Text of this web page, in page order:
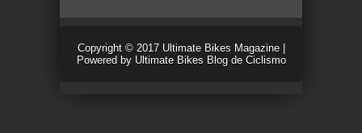
Copyright © 2017 Ultimate Bikes Magazine|
Powered by Ultimate Bikes Blog de Ciclismo